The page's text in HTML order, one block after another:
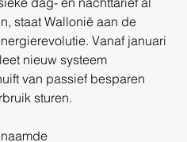
staat Wallonië aan de
Vanaf januari
nieuw systeem
van passief besparen
sturen.